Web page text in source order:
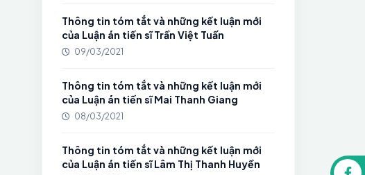
Thông tin tóm tắt và những kết luận mới
của Luận án tiến sĩ Trần Việt Tuấn
09/03/2021
Thông tin tóm tắt và những kết luận mới
của Luận án tiến sĩ Mai Thanh Giang
08/03/2021
Thông tin tóm tắt và những kết luận mới
của Luận án tiến sĩ Lâm Thị Thanh Huyền